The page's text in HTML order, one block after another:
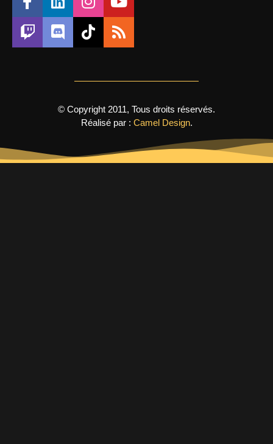
© Copyright 2011, Tous droits réservés.
Réalisé par : Camel Design.